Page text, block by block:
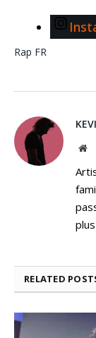
Rap FR
RELATED